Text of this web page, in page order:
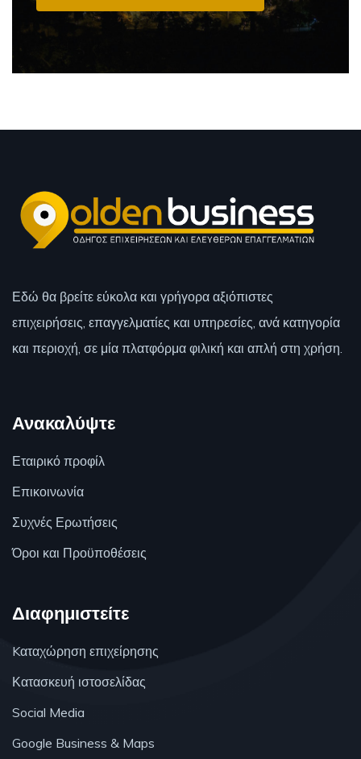
Εδώ θα βρείτε εύκολα και γρήγορα αξιόπιστες
επιχειρήσεις, επαγγελματίες και υπηρεσίες, ανά κατηγορία
και περιοχή, σε μία πλατφόρμα φιλική και απλή στη χρήση.
Ανακαλύψτε
Εταιρικό προφίλ
Επικοινωνία
Συχνές Ερωτήσεις
Όροι και Προϋποθέσεις
Διαφημιστείτε
Kαταχώρηση επιχείρησης
Κατασκευή ιστοσελίδας
Social Media
Google Business & Maps